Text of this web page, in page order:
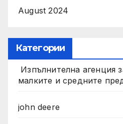
August 2024
Категории
Изпълнителна агенция
малките и средните
john deere